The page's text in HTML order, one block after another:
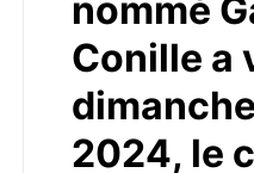
nommé
Conille a
2024, le